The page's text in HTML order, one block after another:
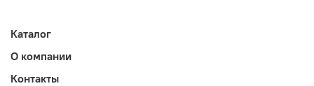
Каталог
О компании
Контакты